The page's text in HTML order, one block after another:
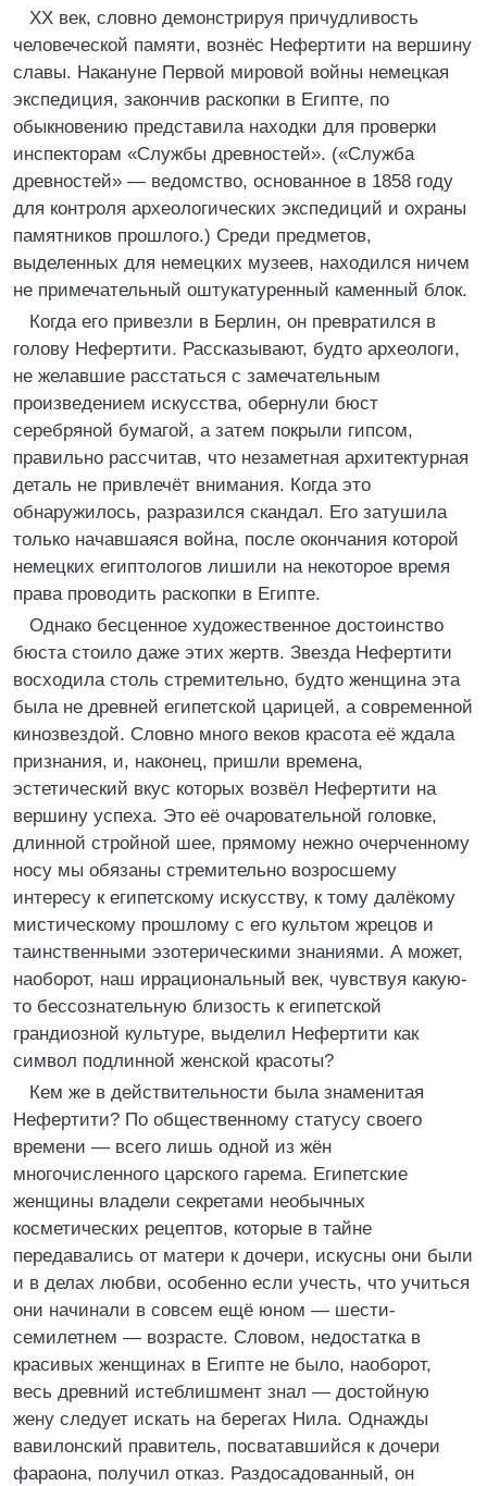
XX век, словно демонстрируя причудливость
человеческой памяти, вознёс Нефертити на вершину
славы. Накануне Первой мировой войны немецкая
экспедиция, закончив раскопки в Египте, по
обыкновению представила находки для проверки
инспекторам «Службы древностей». («Служба
древностей» — ведомство, основанное в 1858 году
для контроля археологических экспедиций и охраны
памятников прошлого.) Среди предметов,
выделенных для немецких музеев, находился ничем
не примечательный оштукатуренный каменный блок.
Когда его привезли в Берлин, он превратился в
голову Нефертити. Рассказывают, будто археологи,
не желавшие расстаться с замечательным
произведением искусства, обернули бюст
серебряной бумагой, а затем покрыли гипсом,
правильно рассчитав, что незаметная архитектурная
деталь не привлечёт внимания. Когда это
обнаружилось, разразился скандал. Его затушила
только начавшаяся война, после окончания которой
немецких египтологов лишили на некоторое время
права проводить раскопки в Египте.
Однако бесценное художественное достоинство
бюста стоило даже этих жертв. Звезда Нефертити
восходила столь стремительно, будто женщина эта
была не древней египетской царицей, а современной
кинозвездой. Словно много веков красота её ждала
признания, и, наконец, пришли времена,
эстетический вкус которых возвёл Нефертити на
вершину успеха. Это её очаровательной головке,
длинной стройной шее, прямому нежно очерченному
носу мы обязаны стремительно возросшему
интересу к египетскому искусству, к тому далёкому
мистическому прошлому с его культом жрецов и
таинственными эзотерическими знаниями. А может,
наоборот, наш иррациональный век, чувствуя какую-
то бессознательную близость к египетской
грандиозной культуре, выделил Нефертити как
символ подлинной женской красоты?
Кем же в действительности была знаменитая
Нефертити? По общественному статусу своего
времени — всего лишь одной из жён
многочисленного царского гарема. Египетские
женщины владели секретами необычных
косметических рецептов, которые в тайне
передавались от матери к дочери, искусны они были
и в делах любви, особенно если учесть, что учиться
они начинали в совсем ещё юном — шести-
семилетнем — возрасте. Словом, недостатка в
красивых женщинах в Египте не было, наоборот,
весь древний истеблишмент знал — достойную
жену следует искать на берегах Нила. Однажды
вавилонский правитель, посватавшийся к дочери
фараона, получил отказ. Раздосадованный, он